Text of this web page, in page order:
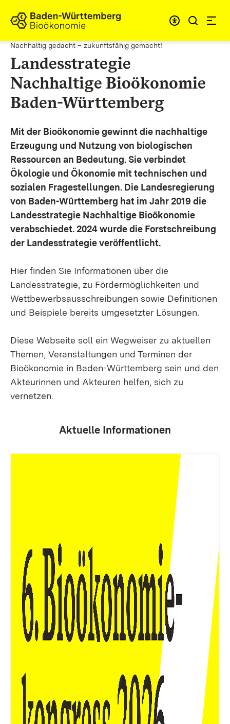
Zum Inhalt springen
Link zur Startseite
Nachhaltig gedacht – zukunftsfähig gemacht!
Landesstrategie
Nachhaltige Bioökonomie
Baden-Württemberg
Mit der Bioökonomie gewinnt die nachhaltige
Erzeugung und Nutzung von biologischen
Ressourcen an Bedeutung. Sie verbindet
Ökologie und Ökonomie mit technischen und
sozialen Fragestellungen. Die Landesregierung
von Baden-Württemberg hat im Jahr 2019 die
Landesstrategie Nachhaltige Bioökonomie
verabschiedet. 2024 wurde die Forstschreibung
der Landesstrategie veröffentlicht.
Hier finden Sie Informationen über die
Landesstrategie, zu Fördermöglichkeiten und
Wettbewerbsausschreibungen sowie Definitionen
und Beispiele bereits umgesetzter Lösungen.
Diese Webseite soll ein Wegweiser zu aktuellen
Themen, Veranstaltungen und Terminen der
Bioökonomie in Baden-Württemberg sein und den
Akteurinnen und Akteuren helfen, sich zu
vernetzen.
Aktuelle Informationen